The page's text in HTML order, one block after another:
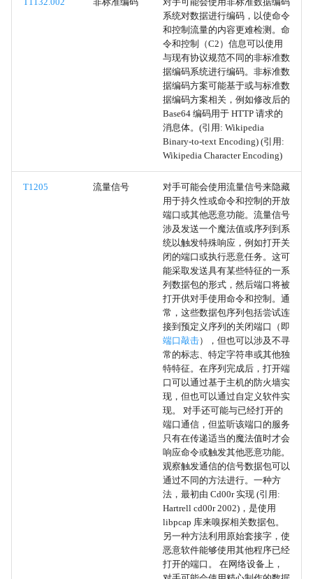
Office模板宏
T1132.002 非标准编码
对手可能会使用非标准数据编码
系统对数据进行编码，以使命令
和控制流量的内容更难检测。命
令和控制（C2）信息可以使用
与现有协议规范不同的非标准数
据编码系统进行编码。非标准数
据编码方案可能基于或与标准数
据编码方案相关，例如修改后的
Base64 编码用于 HTTP 请求的
消息体。(引用: Wikipedia
Binary-to-text Encoding) (引用:
Wikipedia Character Encoding)
T1205 流量信号
对手可能会使用流量信号来隐藏
用于持久性或命令和控制的开放
端口或其他恶意功能。流量信号
涉及发送一个魔法值或序列到系
统以触发特殊响应，例如打开关
闭的端口或执行恶意任务。这可
能采取发送具有某些特征的一系
列数据包的形式，然后端口将被
打开供对手使用命令和控制。通
常，这些数据包序列包括尝试连
接到预定义序列的关闭端口（即
端口敲击），但也可以涉及不寻
常的标志、特定字符串或其他独
特特征。在序列完成后，打开端
口可以通过基于主机的防火墙实
现，但也可以通过自定义软件实
现。 对手还可能与已经打开的
端口通信，但监听该端口的服务
只有在传递适当的魔法值时才会
响应命令或触发其他恶意功能。
观察触发通信的信号数据包可以
通过不同的方法进行。一种方
法，最初由 Cd00r 实现 (引用:
Hartrell cd00r 2002)，是使用
libpcap 库来嗅探相关数据包。
另一种方法利用原始套接字，使
恶意软件能够使用其他程序已经
打开的端口。 在网络设备上，